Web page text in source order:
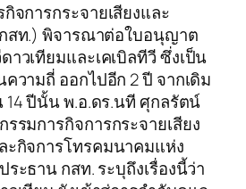
จการกระจายเสียงและ
สท.) พิจารณาต่อใบอนุญาต
าวเทียมและเคเบิลทีวี ซึ่งเป็น
วามถี่ ออกไปอีก 2 ปี จากเดิม
14 ปีนั้น พ.อ.ดร.นที ศุกลรัตน์
รมการกิจการกระจายเสียง
ะกิจการโทรคมนาคมแห่ง
ะธาน กสท. ระบุถึงเรื่องนี้ว่า